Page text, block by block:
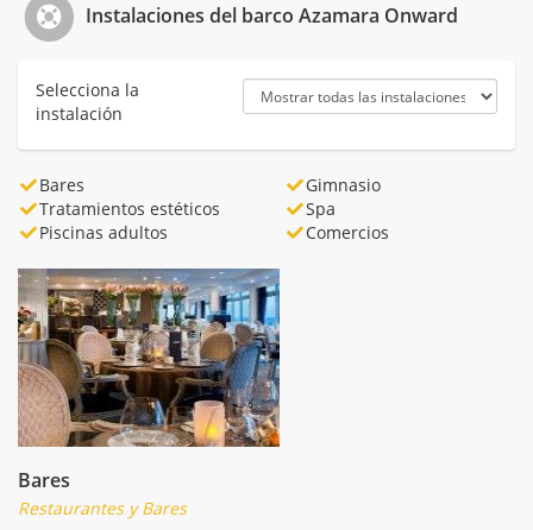
Instalaciones del barco Azamara Onward
Selecciona la
instalación
Bares
Gimnasio
Tratamientos estéticos
Spa
Piscinas adultos
Comercios
Bares
Restaurantes y Bares